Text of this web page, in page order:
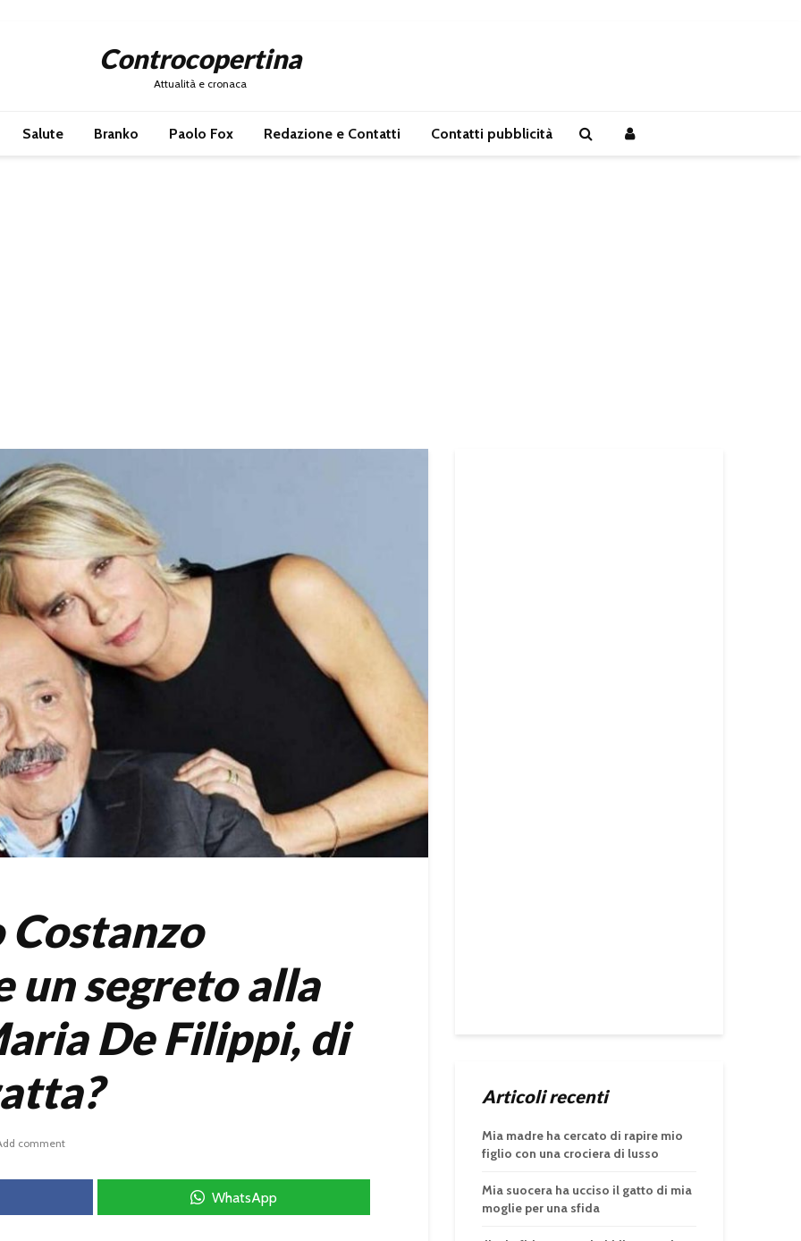
Controcopertina
Attualità e cronaca
Salute Branko Paolo Fox Redazione e Contatti Contatti pubblicità
un segreto alla
De Filippi, di
comment
WhatsApp
Articoli recenti
Mia madre ha cercato di rapire mio
figlio con una crociera di lusso
Mia suocera ha ucciso il gatto di mia
moglie per una sfida